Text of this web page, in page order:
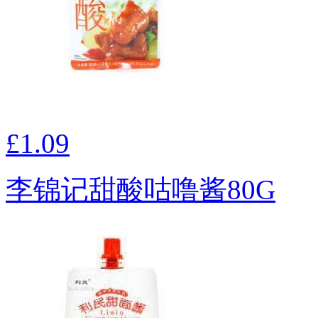
£1.09
李锦记甜酸咕噜酱80G